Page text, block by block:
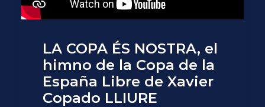
Search
LA COPA ÉS NOSTRA, el
himno de la Copa de la
España Libre de Xavier
Copado LLIURE